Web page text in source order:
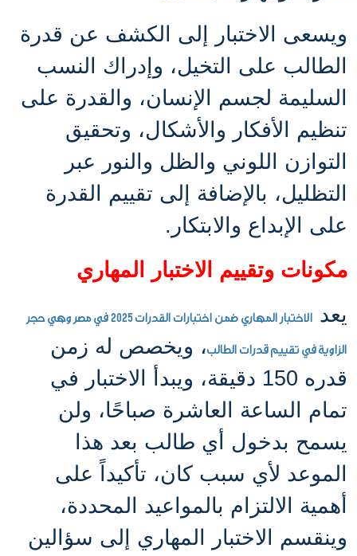
ويسعى الاختبار إلى الكشف عن قدرة
الطالب على التخيل، وإدراك النسب
السليمة لجسم الإنسان، والقدرة على
تنظيم الأفكار والأشكال، وتحقيق
التوازن اللوني والظل والنور عبر
التظليل، بالإضافة إلى تقييم القدرة
على الإبداع والابتكار .
مكونات وتقييم الاختبار المهاري
يعد
الاختبار المهاري ضمن اختبارات القدرات 2025 في مصر وهي حجر
الزاوية في تقييم قدرات الطالب، ويخصص له زمن
قدره 150 دقيقة، ويبدأ الاختبار في
تمام الساعة العاشرة صباحًا، ولن
يسمح بدخول أي طالب بعد هذا
الموعد لأي سبب كان، تأكيداً على
أهمية الالتزام بالمواعيد المحددة،
وينقسم الاختبار المهاري إلى سؤالين